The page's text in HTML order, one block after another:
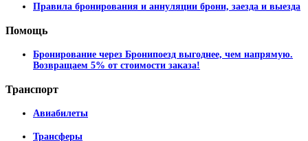
Правила бронирования и аннуляции брони, заезда и выезда
Помощь
Бронирование через Бронипоезд выгоднее, чем напрямую.
Возвращаем 5% от стоимости заказа!
Транспорт
Авиабилеты
Трансферы